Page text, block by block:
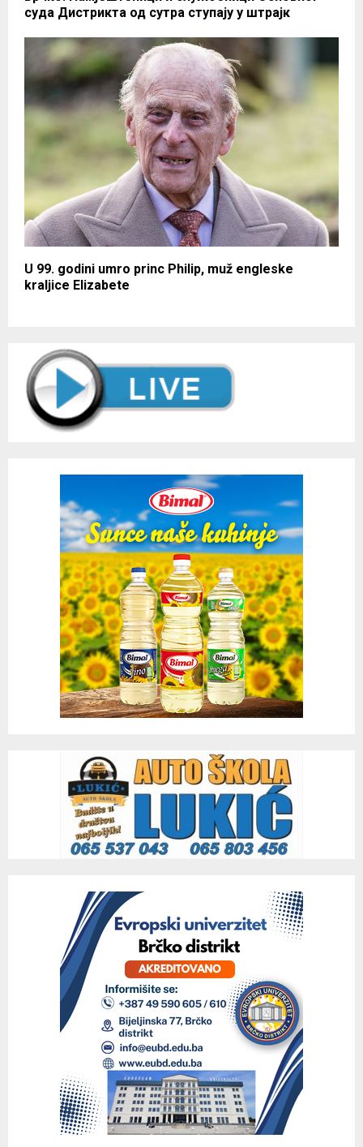
суда Дистрикта од сутра ступају у штрајк
U 99. godini umro princ Philip, muž engleske
kraljice Elizabete